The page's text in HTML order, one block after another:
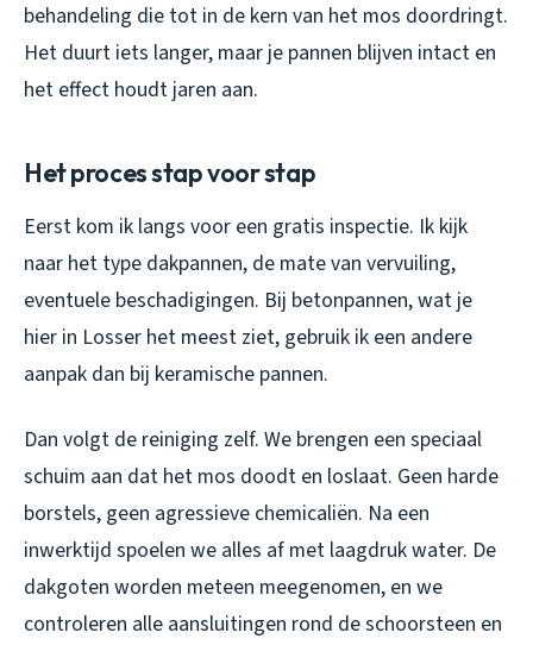
behandeling die tot in de kern van het mos doordringt.
Het duurt iets langer, maar je pannen blijven intact en
het effect houdt jaren aan.
Het proces stap voor stap
Eerst kom ik langs voor een gratis inspectie. Ik kijk
naar het type dakpannen, de mate van vervuiling,
eventuele beschadigingen. Bij betonpannen, wat je
hier in Losser het meest ziet, gebruik ik een andere
aanpak dan bij keramische pannen.
Dan volgt de reiniging zelf. We brengen een speciaal
schuim aan dat het mos doodt en loslaat. Geen harde
borstels, geen agressieve chemicaliën. Na een
inwerktijd spoelen we alles af met laagdruk water. De
dakgoten worden meteen meegenomen, en we
controleren alle aansluitingen rond de schoorsteen en